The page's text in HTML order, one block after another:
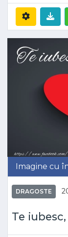
Imagine cu
DRAGOSTE
Te